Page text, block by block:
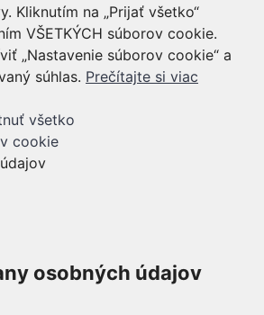
Kliknutím na „Prijať všetko“
VŠETKÝCH súborov cookie.
„Nastavenie súborov cookie“ a
súhlas. Prečítajte si viac
všetko
cookie
osobných údajov